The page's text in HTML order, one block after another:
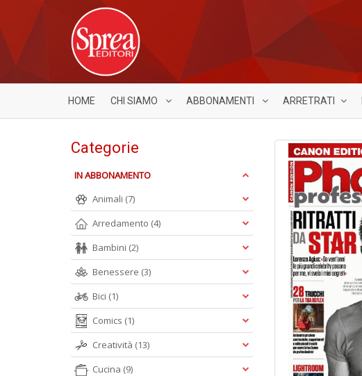
HOME CHI SIAMO ABBONAMENTI ARRETRATI
Categorie
IN ABBONAMENTO
Animali (7)
Arredamento (4)
Bambini (2)
Benessere (3)
Bici (1)
Comics (1)
Creatività (13)
Cucina (9)